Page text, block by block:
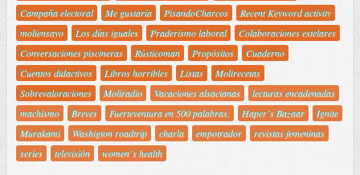
Campaña electoral
Me gustaría PisandoCharcos
Recent Keyword activity
moliensayo
Los días iguales Praderismo laboral
Colaboraciones estelares
Conversaciones piscineras
Rústicoman Propósitos
Cuaderno
Cuentos didactivos
Libros horribles Listas
Molirecetas
Sobrevaloraciones
Moliradio Vacaciones alsacianas
lecturas encadenadas
machismo
Breves Fuerteventura en 500 palabras. Haper´s Bazaar
Ignite
Murakami
Washigton roadtrip charla empotrador
revistas femeninas
series
televisión women´s health